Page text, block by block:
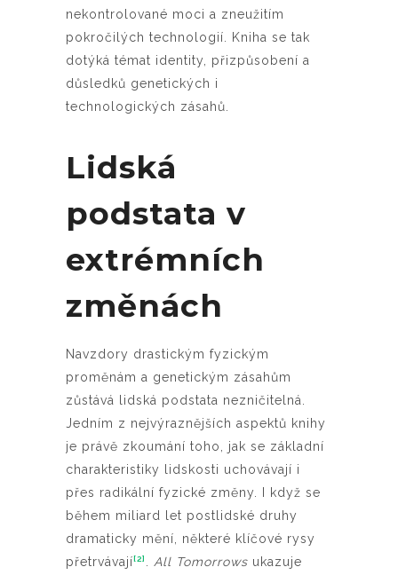
nekontrolované moci a zneužitím
pokročilých technologií. Kniha se tak
dotýká témat identity, přizpůsobení a
důsledků genetických i
technologických zásahů.
Lidská
podstata v
extrémních
změnách
Navzdory drastickým fyzickým
proměnám a genetickým zásahům
zůstává lidská podstata nezničitelná.
Jedním z nejvýraznějších aspektů knihy
je právě zkoumání toho, jak se základní
charakteristiky lidskosti uchovávají i
přes radikální fyzické změny. I když se
během miliard let postlidské druhy
dramaticky mění, některé klíčové rysy
přetrvávají[2] All Tomorrows ukazuje